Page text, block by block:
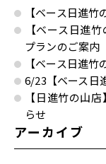
【ベース日進
【ベース日進
プランのご案内
【ベース日進
6/23【ベース日
【日進竹の山
らせ
アーカイブ